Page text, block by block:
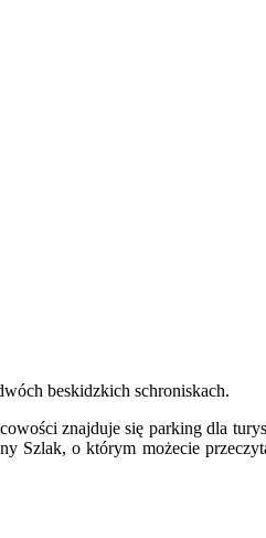
beskidzkich schroniskach.
znajduje się parking dla
Szlak, o którym możecie